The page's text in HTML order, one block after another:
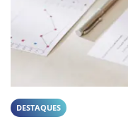
DESTAQUES